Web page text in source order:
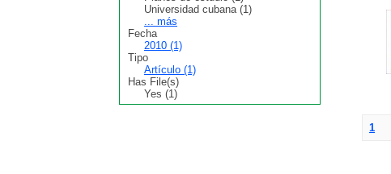
1
Universidad cubana (1)
... más
Fecha
2010 (1)
Tipo
Artículo (1)
Has File(s)
Yes (1)